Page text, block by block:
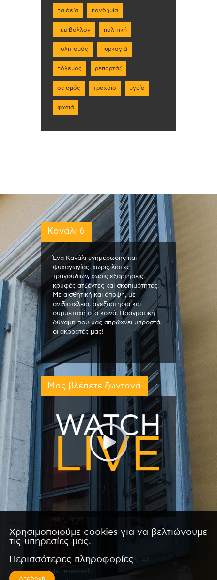
παιδεία πανδημία
περιβάλλον πολιτική
πολιτισμός πυρκαγιά
πόλεμος ρεπορτάζ
σεισμός τροχαίο υγεία
φωτιά
Κανάλι 6
Ένα Κανάλι ενημέρωσης και
ψυχαγωγίας, χωρίς λίστες
τραγουδιών, χωρίς εξαρτήσεις,
κρυφές ατζέντες και σκοπιμότητες.
Με αισθητική και άποψη, με
ανιδιοτέλεια, ανεξαρτησία και
συμμετοχή στα κοινά. Πραγματική
δύναμη που μας σπρώχνει μπροστά,
οι ακροατές μας!
Μας βλέπετε ζωντανά
Copyright © 2026 by Kanali 6. All
rights reserved.
Χρησιμοποιούμε cookies για να βελτιώνουμε
τις υπηρεσίες μας.
Περισσότερες πληροφορίες
Αποδοχή